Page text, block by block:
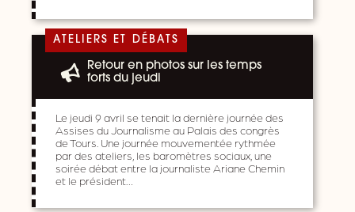
ATELIERS ET DÉBATS
Retour en photos sur les temps
forts du jeudi
Le jeudi 9 avril se tenait la dernière journée des
Assises du Journalisme au Palais des congrès
de Tours. Une journée mouvementée rythmée
par des ateliers, les baromètres sociaux, une
soirée débat entre la journaliste Ariane Chemin
et le président…